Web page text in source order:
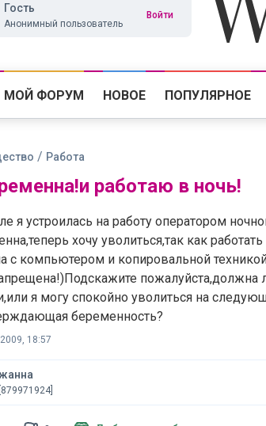
Гость
Анонимный пользователь
Войти
МОЙ ФОРУМ НОВОЕ ПОПУЛЯРНОЕ
/ Работа
работаю в ночь!
я устроилась на работу оператором
хочу уволиться,так как
с компьютером и копировальной
пожалуйста,должна
я могу спокойно уволиться на
беременность?
18:57
[879971924]